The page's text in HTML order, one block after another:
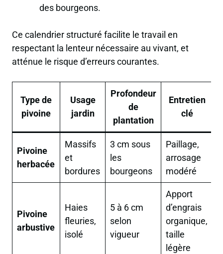
des bourgeons.
Ce calendrier structuré facilite le travail en
respectant la lenteur nécessaire au vivant, et
atténue le risque d’erreurs courantes.
Type de
pivoine
Usage
jardin
Profondeur
de
plantation
Entretien
clé
Pivoine
herbacée
Massifs
et
bordures
3 cm sous
les
bourgeons
Paillage,
arrosage
modéré
Pivoine
arbustive
Haies
fleuries,
isolé
5 à 6 cm
selon
vigueur
Apport
d’engrais
organique,
taille
légère